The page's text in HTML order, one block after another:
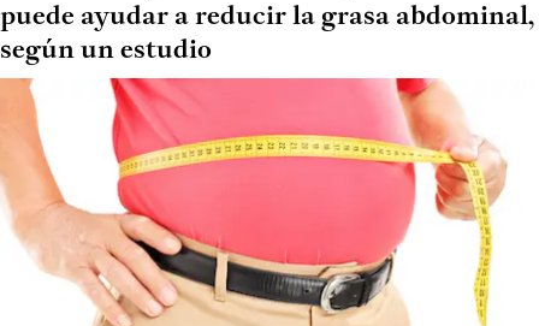
puede ayudar a reducir la grasa abdominal,
según un estudio